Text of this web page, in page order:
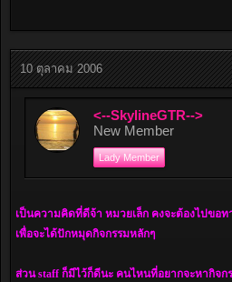
10 ตุลาคม 2006
<--SkylineGTR-->
New Member
Lady Member
เป็นความคิดที่ดีจ้า หมวยเล็ก คงจะต้องไปขอ
เพื่อจะได้ปักหมุดกิจกรรมหลักๆ
ส่วน staff ก็มีไว้ก็ดีนะ คนไหนที่อยากจะหากิจก